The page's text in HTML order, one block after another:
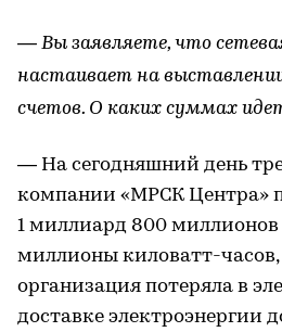
— Вы заявляете, что
настаивает на
счетов. О каких суммах
— На сегодняшний день
компании «МРСК Центра»
1 миллиард 800 миллионов
миллионы киловатт-часов,
организация потеряла в
доставке электроэнергии